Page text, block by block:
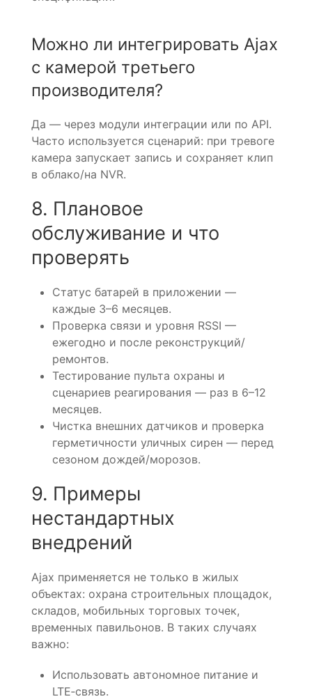
Можно ли интегрировать Ajax
с камерой третьего
производителя?
Да — через модули интеграции или по API.
Часто используется сценарий: при тревоге
камера запускает запись и сохраняет клип
в облако/на NVR.
8. Плановое
обслуживание и что
проверять
Статус батарей в приложении —
каждые 3–6 месяцев.
Проверка связи и уровня RSSI —
ежегодно и после реконструкций/
ремонтов.
Тестирование пульта охраны и
сценариев реагирования — раз в 6–12
месяцев.
Чистка внешних датчиков и проверка
герметичности уличных сирен — перед
сезоном дождей/морозов.
9. Примеры
нестандартных
внедрений
Ajax применяется не только в жилых
объектах: охрана строительных площадок,
складов, мобильных торговых точек,
временных павильонов. В таких случаях
важно:
Использовать автономное питание и
LTE‑связь.